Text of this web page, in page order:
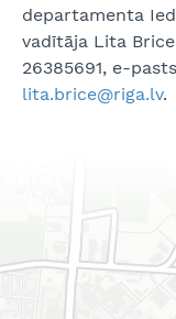
departamenta
vadītāja Lita
26385691, e-
lita.brice@riga.lv.